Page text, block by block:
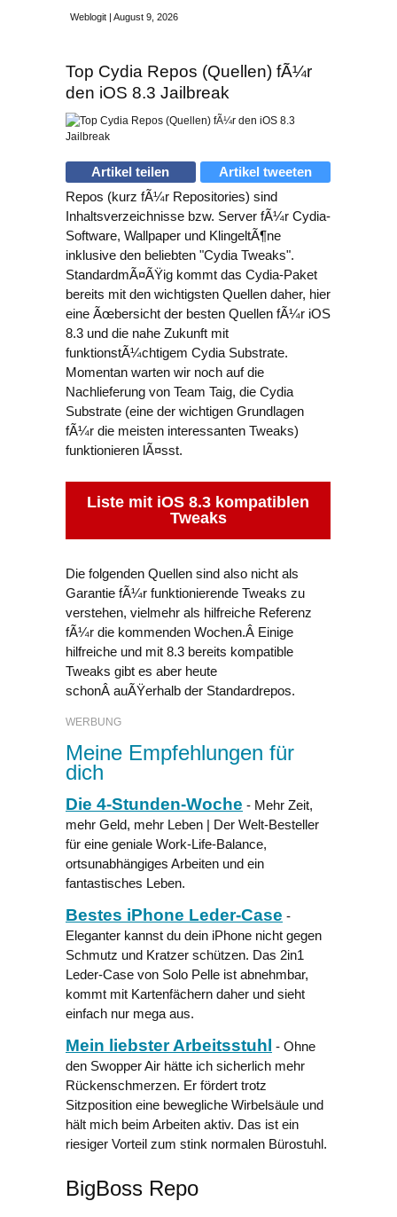
Weblogit | August 9, 2026
Top Cydia Repos (Quellen) fÃ¼r
den iOS 8.3 Jailbreak
Artikel teilen
Artikel tweeten
Repos (kurz fÃ¼r Repositories) sind
Inhaltsverzeichnisse bzw. Server fÃ¼r Cydia-
Software, Wallpaper und KlingeltÃ¶ne
inklusive den beliebten "Cydia Tweaks".
StandardmÃ¤ÃŸig kommt das Cydia-Paket
bereits mit den wichtigsten Quellen daher, hier
eine Ãœbersicht der besten Quellen fÃ¼r iOS
8.3 und die nahe Zukunft mit
funktionstÃ¼chtigem Cydia Substrate.
Momentan warten wir noch auf die
Nachlieferung von Team Taig, die Cydia
Substrate (eine der wichtigen Grundlagen
fÃ¼r die meisten interessanten Tweaks)
funktionieren lÃ¤sst.
Liste mit iOS 8.3 kompatiblen
Tweaks
Die folgenden Quellen sind also nicht als
Garantie fÃ¼r funktionierende Tweaks zu
verstehen, vielmehr als hilfreiche Referenz
fÃ¼r die kommenden Wochen.Â Einige
hilfreiche und mit 8.3 bereits kompatible
Tweaks gibt es aber heute
schonÂ auÃŸerhalb der Standardrepos.
WERBUNG
Meine Empfehlungen für
dich
Die 4-Stunden-Woche - Mehr Zeit,
mehr Geld, mehr Leben | Der Welt-Besteller
für eine geniale Work-Life-Balance,
ortsunabhängiges Arbeiten und ein
fantastisches Leben.
Bestes iPhone Leder-Case -
Eleganter kannst du dein iPhone nicht gegen
Schmutz und Kratzer schützen. Das 2in1
Leder-Case von Solo Pelle ist abnehmbar,
kommt mit Kartenfächern daher und sieht
einfach nur mega aus.
Mein liebster Arbeitsstuhl - Ohne
den Swopper Air hätte ich sicherlich mehr
Rückenschmerzen. Er fördert trotz
Sitzposition eine bewegliche Wirbelsäule und
hält mich beim Arbeiten aktiv. Das ist ein
riesiger Vorteil zum stink normalen Bürostuhl.
BigBoss Repo